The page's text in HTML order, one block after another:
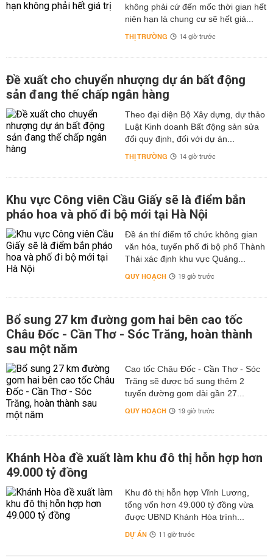
không phải cứ đến mốc thời gian hết
niên hạn là chung cư sẽ hết giá...
THỊ TRƯỜNG 14 giờ trước
Đề xuất cho chuyển nhượng dự án bất động
sản đang thế chấp ngân hàng
Theo đại diện Bộ Xây dựng, dự thảo
Luật Kinh doanh Bất động sản sửa
đổi quy định, đối với dự án...
THỊ TRƯỜNG 14 giờ trước
Khu vực Công viên Cầu Giấy sẽ là điểm bắn
pháo hoa và phố đi bộ mới tại Hà Nội
Đề án thí điểm tổ chức không gian
văn hóa, tuyến phố đi bộ phố Thành
Thái xác định khu vực Quảng...
QUY HOẠCH 19 giờ trước
Bổ sung 27 km đường gom hai bên cao tốc
Châu Đốc - Cần Thơ - Sóc Trăng, hoàn thành
sau một năm
Cao tốc Châu Đốc - Cần Thơ - Sóc
Trăng sẽ được bổ sung thêm 2
tuyến đường gom dài gần 27...
QUY HOẠCH 19 giờ trước
Khánh Hòa đề xuất làm khu đô thị hỗn hợp hơn
49.000 tỷ đồng
Khu đô thị hỗn hợp Vĩnh Lương,
tổng vốn hơn 49.000 tỷ đồng vừa
được UBND Khánh Hòa trình...
DỰ ÁN 11 giờ trước